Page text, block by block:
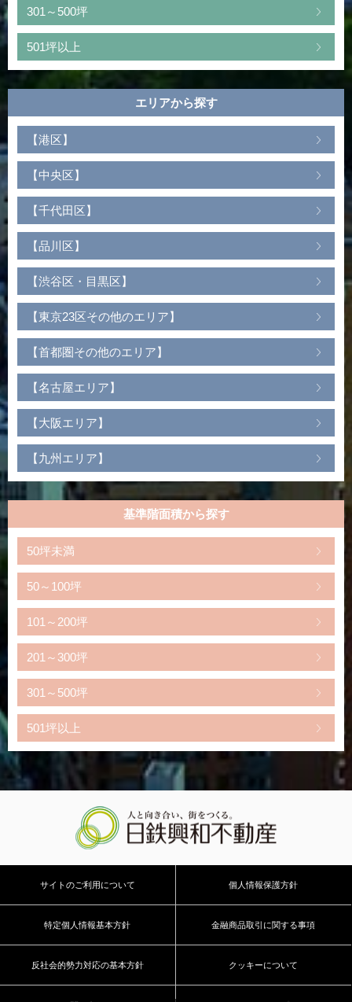
301～500坪
501坪以上
エリアから探す
【港区】
【中央区】
【千代田区】
【品川区】
【渋谷区・目黒区】
【東京23区その他のエリア】
【首都圏その他のエリア】
【名古屋エリア】
【大阪エリア】
【九州エリア】
基準階面積から探す
50坪未満
50～100坪
101～200坪
201～300坪
301～500坪
501坪以上
サイトのご利用について 個人情報保護方針
特定個人情報基本方針 金融商品取引に関する事項
反社会的勢力対応の基本方針 クッキーについて